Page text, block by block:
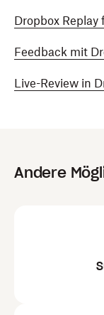
Dropbox Replay
Feedback mit
Live-Review in
Andere